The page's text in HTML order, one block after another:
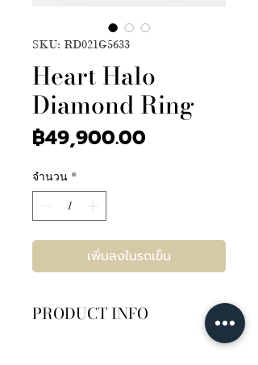
SKU: RD021G5633
Heart Halo
Diamond Ring
฿49,900.00
จำนวน *
เพิ่มลงในรถเข็น
PRODUCT INFO